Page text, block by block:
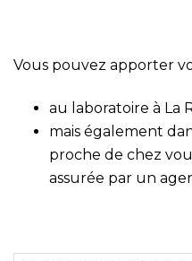
Vous pouvez apporter
au laboratoire à La
mais également
proche de chez
assurée par un